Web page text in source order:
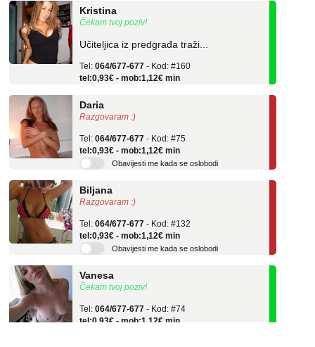
Čekam tvoj poziv!
Učiteljica iz predgrađa traži...
064/677-677
- Kod: #160
tel:0,93€ - mob:1,12€ min
Razgovaram :)
064/677-677
tel:0,93€ - mob:1,12€ min
Obavijesti me kada se oslobodi
Razgovaram :)
064/677-677
tel:0,93€ - mob:1,12€ min
Obavijesti me kada se oslobodi
Čekam tvoj poziv!
064/677-677
tel:0,93€ - mob:1,12€ min